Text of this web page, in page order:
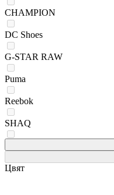
CHAMPION
DC Shoes
G-STAR RAW
Puma
Reebok
SHAQ
Цвят